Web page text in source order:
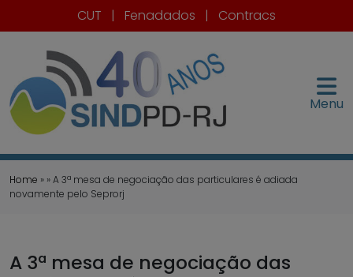
CUT | Fenadados | Contracs
Menu
Home » » A 3ª mesa de negociação das particulares é adiada
novamente pelo Seprorj
A 3ª mesa de negociação das